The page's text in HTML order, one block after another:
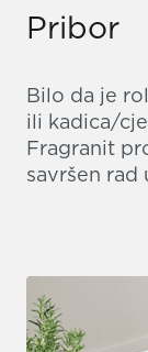
Pribor
Bilo da je
ili kadica/
Fragranit
savršen rad